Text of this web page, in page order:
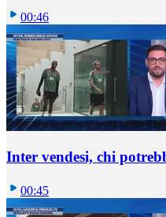
00:46
Inter vendesi, chi
00:45